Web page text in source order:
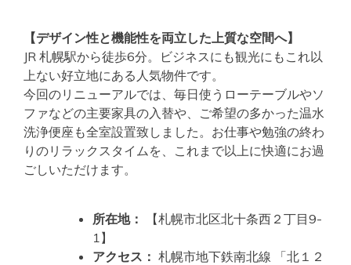
【デザイン性と機能性を両立した上質な空間へ】
JR 札幌駅から徒歩6分。ビジネスにも観光にもこれ以
上ない好立地にある人気物件です。
今回のリニューアルでは、毎日使うローテーブルやソ
ファなどの主要家具の入替や、ご希望の多かった温水
洗浄便座も全室設置致しました。お仕事や勉強の終わ
りのリラックスタイムを、これまで以上に快適にお過
ごしいただけます。
所在地：
【札幌市北区北十条西２丁目9-
1】
アクセス： 札幌市地下鉄南北線 「北１２